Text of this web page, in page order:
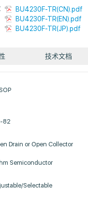
BU4230F-TR(CN).pdf
BU4230F-TR(EN).pdf
BU4230F-TR(JP).pdf
技术文档
82
Drain or Open Collector
Semiconductor
Selectable